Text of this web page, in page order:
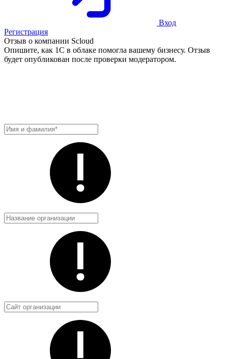
Вход
Регистрация
Отзыв о компании Scloud
Опишите, как 1С в облаке помогла вашему бизнесу. Отзыв
будет опубликован после проверки модератором.